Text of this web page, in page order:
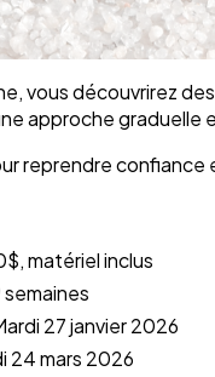
vous découvrirez
approche
reprendre
matériel inclus
semaines
27 janvier 2026
24 mars 2026